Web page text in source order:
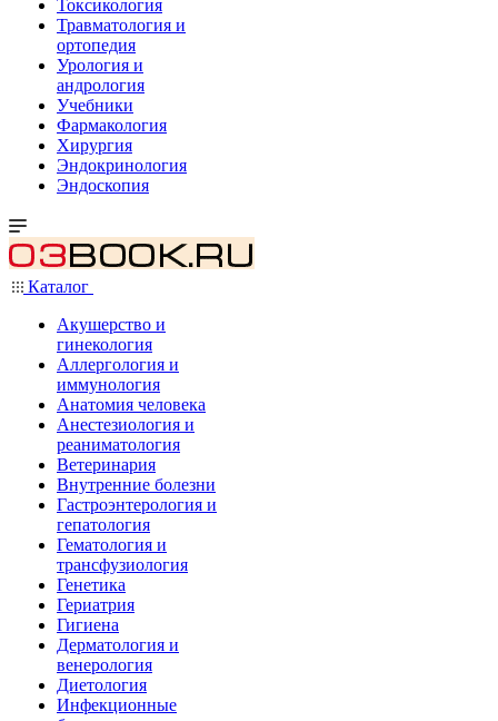
Токсикология
Травматология и
ортопедия
Урология и
андрология
Учебники
Фармакология
Хирургия
Эндокринология
Эндоскопия
Каталог
Акушерство и
гинекология
Аллергология и
иммунология
Анатомия человека
Анестезиология и
реаниматология
Ветеринария
Внутренние болезни
Гастроэнтерология и
гепатология
Гематология и
трансфузиология
Генетика
Гериатрия
Гигиена
Дерматология и
венерология
Диетология
Инфекционные